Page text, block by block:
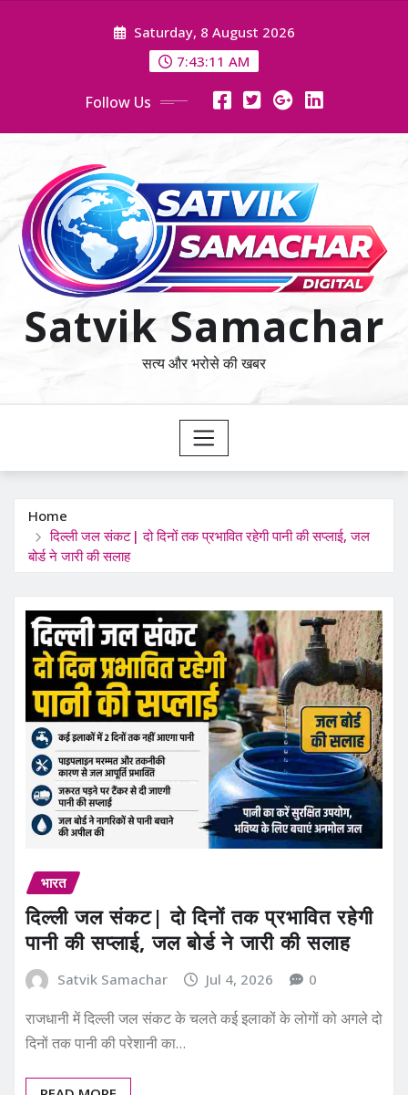
Saturday, 8 August 2026
7:43:12 AM
Follow Us
Satvik Samachar
सत्य और भरोसे की खबर
Home
दिल्ली जल संकट| दो दिनों तक प्रभावित रहेगी पानी की सप्लाई, जल
बोर्ड ने जारी की सलाह
भारत
दिल्ली जल संकट| दो दिनों तक प्रभावित रहेगी
पानी की सप्लाई, जल बोर्ड ने जारी की सलाह
Satvik Samachar Jul 4, 2026 0
राजधानी में दिल्ली जल संकट के चलते कई इलाकों के लोगों को अगले दो
दिनों तक पानी की परेशानी का…